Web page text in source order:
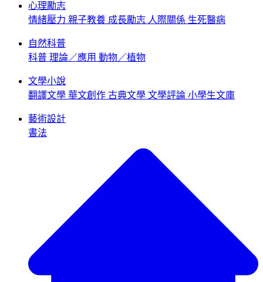
心理勵志
情緒壓力 親子教養 成長勵志 人際關係 生死醫病
自然科普
科普 理論／應用 動物／植物
文學小說
翻譯文學 華文創作 古典文學 文學評論 小學生文庫
藝術設計
書法